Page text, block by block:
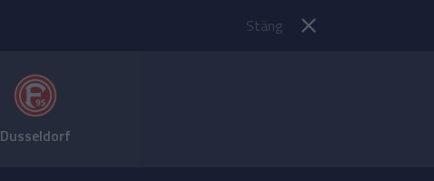
Stäng
Dusseldorf